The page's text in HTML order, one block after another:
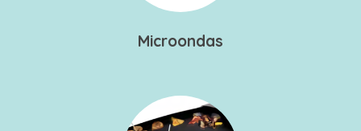
Microondas